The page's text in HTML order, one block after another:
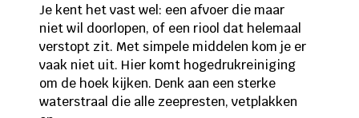
Je kent het vast wel: een afvoer die maar
niet wil doorlopen, of een riool dat helemaal
verstopt zit. Met simpele middelen kom je er
vaak niet uit. Hier komt hogedrukreiniging
om de hoek kijken. Denk aan een sterke
waterstraal die alle zeepresten, vetplakken